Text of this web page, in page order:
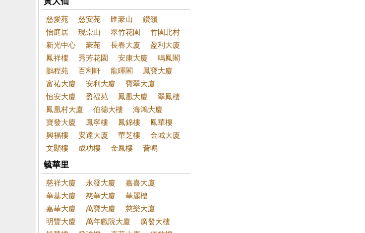
慈愛苑 慈安苑 匯豪山
鑽嶺
怡庭居
現崇山 翠竹花園
竹園北村
新光中心
豪苑 長春大廈
盈利大廈
鳳祥樓
秀芳花園 安康大廈
鳴鳳閣
鵬程苑
百利軒 龍暉閣
鳳寶大廈
富祐大廈
安利大廈
寶翠大廈
恒安大廈
盈福苑 鳳凰大廈
翠鳳樓
鳳凰村大廈
伯德大樓
海鴻大廈
寶發大廈
鳳寧樓 鳳錦樓
鳳華樓
興福樓
安達大廈 華芝樓
金城大廈
文顯樓
成功樓 金鳳樓 薈鳴
毓華里
慈祥大廈 永發大廈
嘉喜大廈
華基大廈
慈華大廈
華麗樓
嘉華大廈
萬寶大廈
慈樂大廈
明豐大廈
萬年戲院大廈
廣發大樓